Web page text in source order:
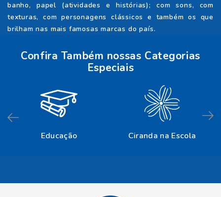
banho, papel (atividades e histórias); com sons, com
texturas, com personagens clássicos e também os que
brilham nas mais famosas marcas do país.
Confira Também nossas Categorias
Especiais